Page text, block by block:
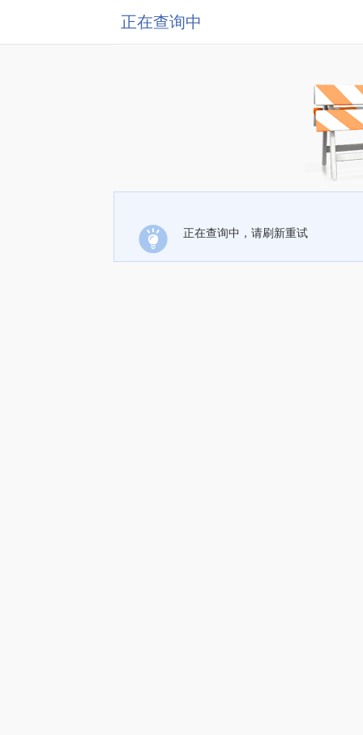
正在查询中
正在查询中，请刷新重试